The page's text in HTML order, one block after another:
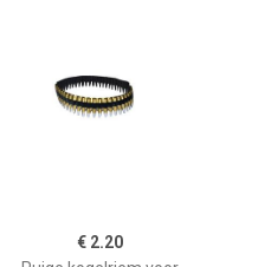
€ 2.20